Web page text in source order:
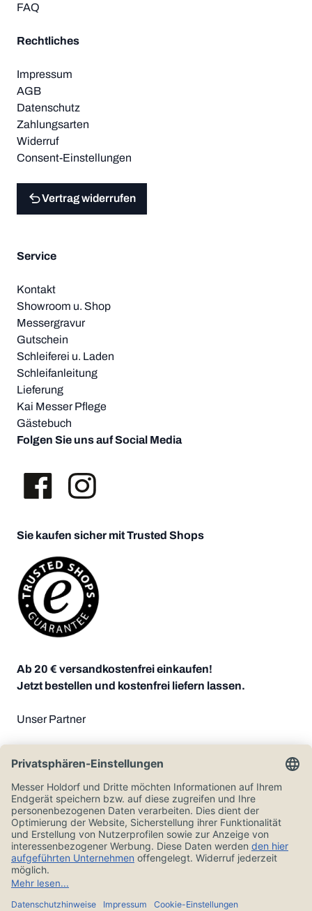
FAQ
Rechtliches
Impressum
AGB
Datenschutz
Zahlungsarten
Widerruf
Consent-Einstellungen
Vertrag widerrufen
Service
Kontakt
Showroom u. Shop
Messergravur
Gutschein
Schleiferei u. Laden
Schleifanleitung
Lieferung
Kai Messer Pflege
Gästebuch
Folgen Sie uns auf Social Media
Sie kaufen sicher mit Trusted Shops
Ab 20 € versandkostenfrei einkaufen!
Jetzt bestellen und kostenfrei liefern lassen.
Unser Partner
Zahlungsoptionen